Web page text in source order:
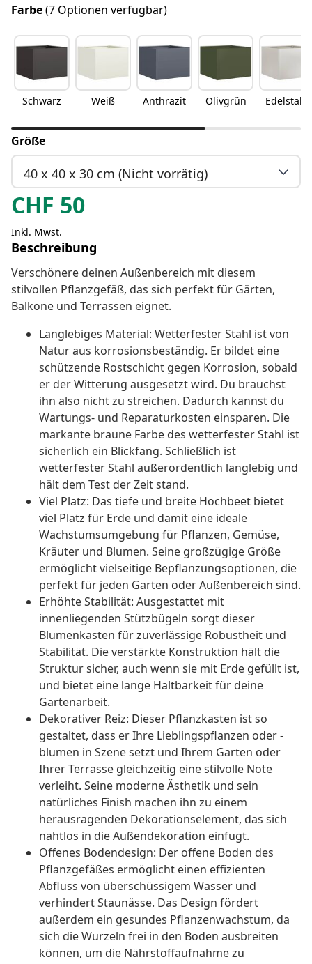
Farbe(7 Optionen verfügbar)
Schwarz Weiß Anthrazit Olivgrün Edelstahl
Größe
40 x 40 x 30 cm (Nicht vorrätig)
CHF 50
Inkl. Mwst.
Beschreibung
Verschönere deinen Außenbereich mit diesem
stilvollen Pflanzgefäß, das sich perfekt für Gärten,
Balkone und Terrassen eignet.
Langlebiges Material: Wetterfester Stahl ist von
Natur aus korrosionsbeständig. Er bildet eine
schützende Rostschicht gegen Korrosion, sobald
er der Witterung ausgesetzt wird. Du brauchst
ihn also nicht zu streichen. Dadurch kannst du
Wartungs- und Reparaturkosten einsparen. Die
markante braune Farbe des wetterfester Stahl ist
sicherlich ein Blickfang. Schließlich ist
wetterfester Stahl außerordentlich langlebig und
hält dem Test der Zeit stand.
Viel Platz: Das tiefe und breite Hochbeet bietet
viel Platz für Erde und damit eine ideale
Wachstumsumgebung für Pflanzen, Gemüse,
Kräuter und Blumen. Seine großzügige Größe
ermöglicht vielseitige Bepflanzungsoptionen, die
perfekt für jeden Garten oder Außenbereich sind.
Erhöhte Stabilität: Ausgestattet mit
innenliegenden Stützbügeln sorgt dieser
Blumenkasten für zuverlässige Robustheit und
Stabilität. Die verstärkte Konstruktion hält die
Struktur sicher, auch wenn sie mit Erde gefüllt ist,
und bietet eine lange Haltbarkeit für deine
Gartenarbeit.
Dekorativer Reiz: Dieser Pflanzkasten ist so
gestaltet, dass er Ihre Lieblingspflanzen oder -
blumen in Szene setzt und Ihrem Garten oder
Ihrer Terrasse gleichzeitig eine stilvolle Note
verleiht. Seine moderne Ästhetik und sein
natürliches Finish machen ihn zu einem
herausragenden Dekorationselement, das sich
nahtlos in die Außendekoration einfügt.
Offenes Bodendesign: Der offene Boden des
Pflanzgefäßes ermöglicht einen effizienten
Abfluss von überschüssigem Wasser und
verhindert Staunässe. Das Design fördert
außerdem ein gesundes Pflanzenwachstum, da
sich die Wurzeln frei in den Boden ausbreiten
können, um die Nährstoffaufnahme zu